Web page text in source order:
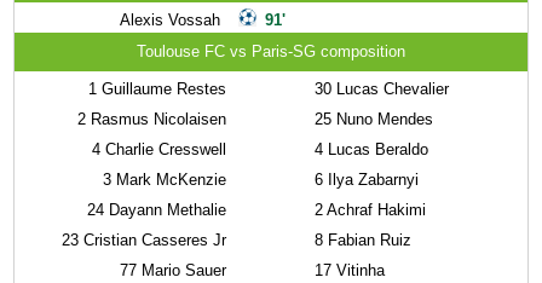
Alexis Vossah
91'
Toulouse FC vs Paris-SG composition
1 Guillaume Restes
2 Rasmus Nicolaisen
4 Charlie Cresswell
3 Mark McKenzie
24 Dayann Methalie
23 Cristian Casseres Jr
77 Mario Sauer
30 Lucas Chevalier
25 Nuno Mendes
4 Lucas Beraldo
6 Ilya Zabarnyi
2 Achraf Hakimi
8 Fabian Ruiz
17 Vitinha